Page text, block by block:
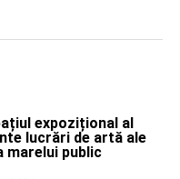
expozițional al
lucrări de artă ale
marelui public